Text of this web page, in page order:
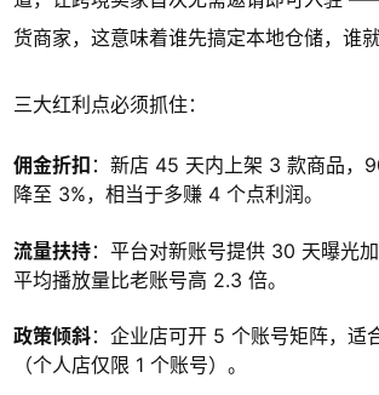
货商家，这意味着谁先搞定本地仓储，谁就
三大红利点必须抓住：
佣金折扣 ：新店 45 天内上架 3 款商品，
降至 3%，相当于多赚 4 个点利润。
流量扶持：平台对新账号提供 30 天曝光
平均播放量比老账号高 2.3 倍。
政策倾斜：企业店可开 5 个账号矩阵，适
（个人店仅限 1 个账号）。